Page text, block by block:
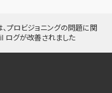
プロビジョニングの問題に関
ログが改善されました